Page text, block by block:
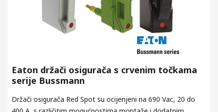
Eaton držači osigurača s crvenim točkama
serije Bussmann
Držači osigurača Red Spot su ocijenjeni na 690 Vac, 20 do